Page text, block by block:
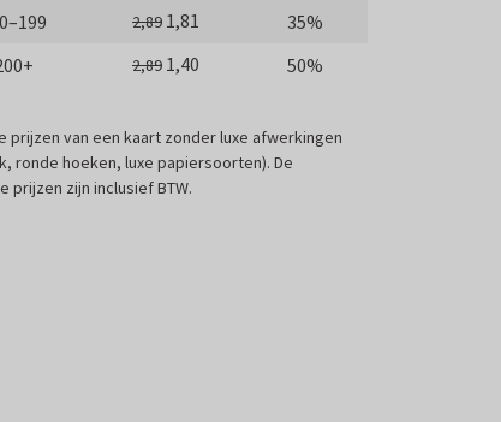
2,89 1,81
35%
2,89 1,40 50%
prijzen van een kaart zonder luxe afwerkingen
ronde hoeken, luxe papiersoorten). De
prijzen zijn inclusief BTW.